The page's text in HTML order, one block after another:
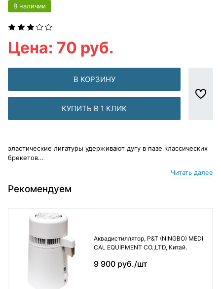
В наличии
Цена: 70 руб.
В КОРЗИНУ
КУПИТЬ В 1 КЛИК
эластические лигатуры удерживают дугу в пазе классических
брекетов...
Читать далее
Рекомендуем
Аквадистиллятор, P&T (NINGBO) MEDI
CAL EQUIPMENT CO.,LTD, Китай.
9 900 руб./шт